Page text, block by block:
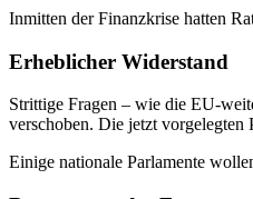
Inmitten der Finanzkrise hatten
Erheblicher Widerstand
Strittige Fragen – wie die EU-
verschoben. Die jetzt vorgelegten
Einige nationale Parlamente